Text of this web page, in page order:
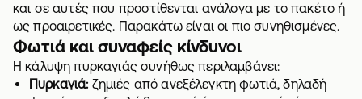
και σε αυτές που προστίθενται ανάλογα με το πακέτο ή
ως προαιρετικές. Παρακάτω είναι οι πιο συνηθισμένες.
Φωτιά και συναφείς κίνδυνοι
Η κάλυψη πυρκαγιάς συνήθως περιλαμβάνει:
Πυρκαγιά: ζημιές από ανεξέλεγκτη φωτιά, δηλαδή